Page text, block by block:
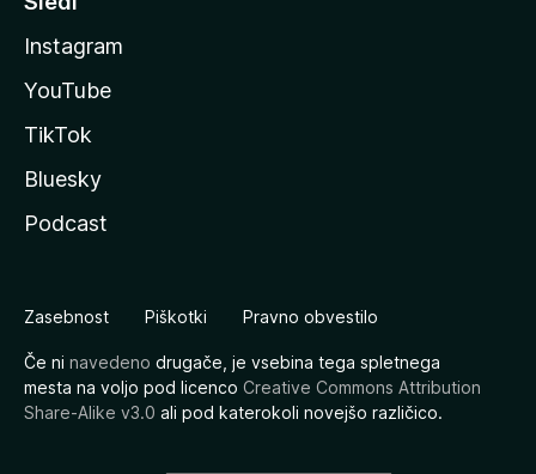
Instagram
YouTube
TikTok
Bluesky
Podcast
Zasebnost Piškotki Pravno obvestilo
Če ni navedeno drugače, je vsebina tega spletnega
mesta na voljo pod licenco Creative Commons Attribution
Share-Alike v3.0 ali pod katerokoli novejšo različico.